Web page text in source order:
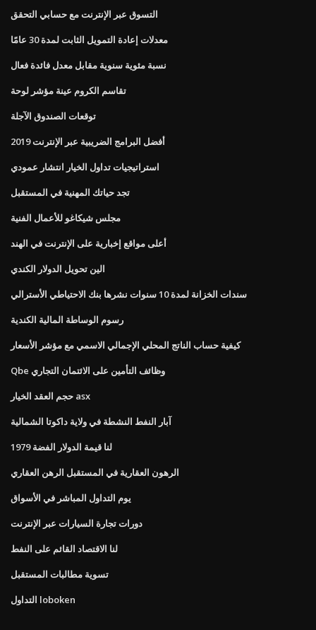
التسوق عبر الإنترنت مع حسابي التحقق
معدلات إعادة التمويل الثابت لمدة 30 عامًا
نسبة مئوية سنوية مقابل معدل فائدة فعال
تقاسم الكروم عينة مؤشر لوحة
توقعات الصندوق الآجلة
أفضل البرامج الضريبية عبر الإنترنت 2019
استراتيجيات تداول الخيار انتشار عمودي
تجد حياتك المهنية في المستقبل
مجلس شيكاغو للأعمال الفنية
أعلى مواقع إخبارية على الإنترنت في الهند
الين تحويل الدولار الكندي
سندات الخزانة لمدة 10 سنوات نشرها بنك الاحتياطي الأسترالي
رسوم الوساطة المالية الكندية
كيفية حساب الناتج المحلي الإجمالي الاسمي مع مؤشر الأسعار
Qbe وظائف التأمين على الائتمان التجاري
حجم العقد الخيار asx
آبار النفط النشطة في ولاية داكوتا الشمالية
لنا قيمة الدولار الفضة 1979
الرهون العقارية في المستقبل الرهن العقاري
يوم التداول المباشر في الأسواق
دورات تجارة السيارات عبر الإنترنت
لنا الاقتصاد القائم على النفط
تسوية مطالبات المستقبل
التداول loboken